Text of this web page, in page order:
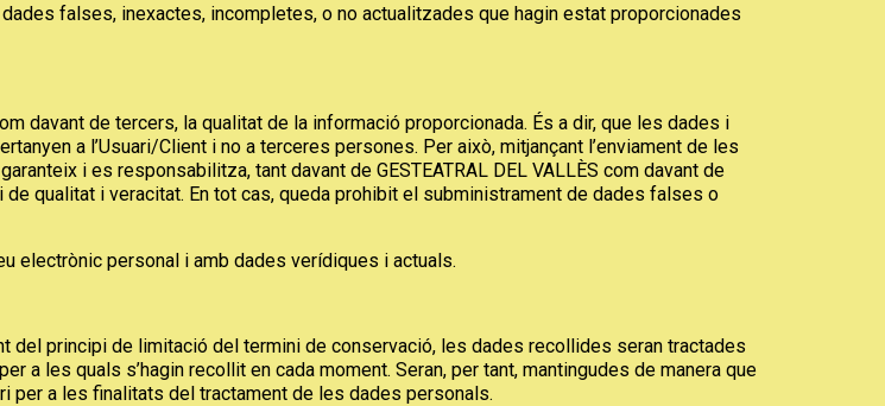
falses, inexactes, incompletes, o no actualitzades que hagin estat proporcionades
davant de tercers, la qualitat de la informació proporcionada. És a dir, que les dades i
a l’Usuari/Client i no a terceres persones. Per això, mitjançant l’enviament de les
i es responsabilitza, tant davant de GESTEATRAL DEL VALLÈS com davant de
qualitat i veracitat. En tot cas, queda prohibit el subministrament de dades falses o
electrònic personal i amb dades verídiques i actuals.
del principi de limitació del termini de conservació, les dades recollides seran tractades
a les quals s’hagin recollit en cada moment. Seran, per tant, mantingudes de manera que
a les finalitats del tractament de les dades personals.